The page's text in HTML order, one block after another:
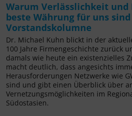
Warum Verlässlichkeit und
beste Währung für uns
Vorstandskolumne
Dr. Michael Kuhn blickt in der
100 Jahre Firmengeschichte zurück
damals wie heute ein existenzielles
macht deutlich, dass angesichts
Herausforderungen Netzwerke wie
sind und gibt einen Überblick über
Vernetzungsmöglichkeiten im
Südostasien.